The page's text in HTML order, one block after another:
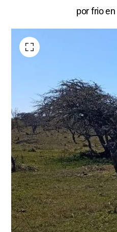
por frio